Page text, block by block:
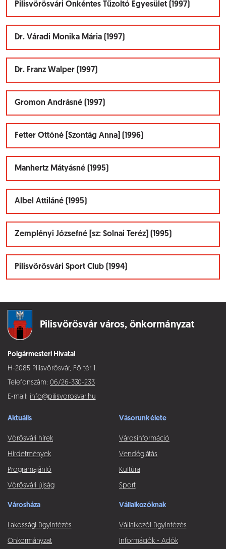
Pilisvörösvári Önkéntes Tűzoltó Egyesület (1997)
Dr. Váradi Monika Mária (1997)
Dr. Franz Walper (1997)
Gromon Andrásné (1997)
Fetter Ottóné [Szontág Anna] (1996)
Manhertz Mátyásné (1995)
Albel Attiláné (1995)
Zemplényi Józsefné [sz: Solnai Teréz] (1995)
Pilisvörösvári Sport Club (1994)
Pilisvörösvár város, önkormányzat
Polgármesteri Hivatal
H-2085 Pilisvörösvár, Fő tér 1.
Telefonszám: 06/26-330-233
E-mail: info@pilisvorosvar.hu
Aktuális
Vörösvári hírek
Hírdetmények
Programajánló
Vörösvári újság
Vásorunk élete
Városinformáció
Vendéglátás
Kultúra
Sport
Városháza
Lakossági ügyintézés
Önkormányzat
Vállalkozóknak
Vállalkozói ügyintézés
Információk - Adók